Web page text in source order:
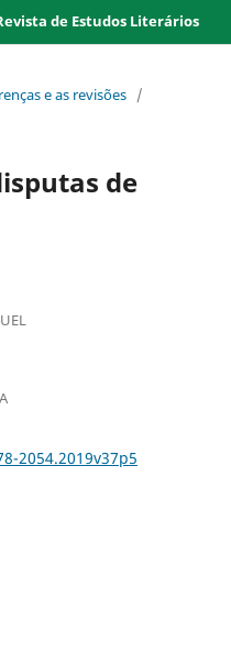
de Estudos Literários
e as revisões /
de
2054.2019v37p5